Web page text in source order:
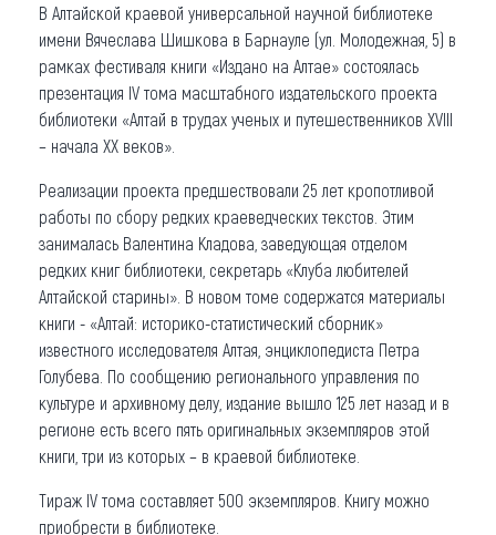
В Алтайской краевой универсальной научной библиотеке
имени Вячеслава Шишкова в Барнауле (ул. Молодежная, 5) в
рамках фестиваля книги «Издано на Алтае» состоялась
презентация IV тома масштабного издательского проекта
библиотеки «Алтай в трудах ученых и путешественников XVIII
– начала XX веков».
Реализации проекта предшествовали 25 лет кропотливой
работы по сбору редких краеведческих текстов. Этим
занималась Валентина Кладова, заведующая отделом
редких книг библиотеки, секретарь «Клуба любителей
Алтайской старины». В новом томе содержатся материалы
книги - «Алтай: историко-статистический сборник»
известного исследователя Алтая, энциклопедиста Петра
Голубева. По сообщению регионального управления по
культуре и архивному делу, издание вышло 125 лет назад и в
регионе есть всего пять оригинальных экземпляров этой
книги, три из которых – в краевой библиотеке.
Тираж IV тома составляет 500 экземпляров. Книгу можно
приобрести в библиотеке.